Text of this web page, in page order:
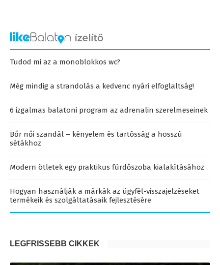
Tudod mi az a monoblokkos wc?
Még mindig a strandolás a kedvenc nyári elfoglaltság!
6 izgalmas balatoni program az adrenalin szerelmeseinek
Bőr női szandál – kényelem és tartósság a hosszú
sétákhoz
Modern ötletek egy praktikus fürdőszoba kialakításához
Hogyan használják a márkák az ügyfél-visszajelzéseket
termékeik és szolgáltatásaik fejlesztésére
LEGFRISSEBB CIKKEK